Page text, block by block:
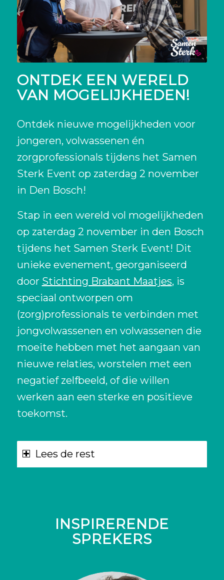
ONTDEK EEN WERELD
VAN MOGELIJKHEDEN!
Ontdek nieuwe mogelijkheden voor
jongeren, volwassenen én
zorgprofessionals tijdens het Samen
Sterk Event op zaterdag 2 november
in Den Bosch!
Stap in een wereld vol mogelijkheden
op zaterdag 2 november in den Bosch
tijdens het Samen Sterk Event! Dit
unieke evenement, georganiseerd
door Stichting Brabant Maatjes, is
speciaal ontworpen om
(zorg)professionals te verbinden met
jongvolwassenen en volwassenen die
moeite hebben met het aangaan van
nieuwe relaties, worstelen met een
negatief zelfbeeld, of die willen
werken aan een sterke en positieve
toekomst.
Lees de rest
INSPIRERENDE
SPREKERS